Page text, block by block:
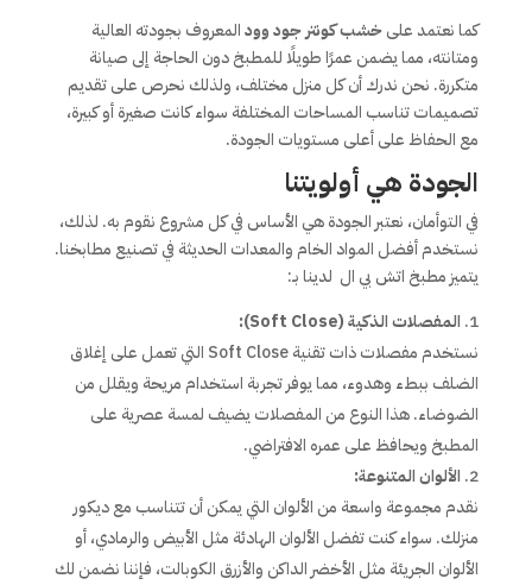
كما نعتمد علىخشب كونتر جود وودالمعروف بجودته العالية
ومتانته، مما يضمن عمرًا طويلًا للمطبخ دون الحاجة إلى صيانة
متكررة. نحن ندرك أن كل منزل مختلف، ولذلك نحرص على تقديم
تصميمات تناسب المساحات المختلفة سواء كانت صغيرة أو كبيرة،
مع الحفاظ على أعلى مستويات الجودة.
الجودة هي أولويتنا
في التوأمان، نعتبر الجودة هي الأساس في كل مشروع نقوم به. لذلك،
نستخدم أفضل المواد الخام والمعدات الحديثة في تصنيع مطابخنا.
يتميز مطبخ اتش بي ال لدينا بـ:
المفصلات الذكية (Soft Close):
نستخدم مفصلات ذات تقنية Soft Close التي تعمل على إغلاق
الضلف ببطء وهدوء، مما يوفر تجربة استخدام مريحة ويقلل من
الضوضاء. هذا النوع من المفصلات يضيف لمسة عصرية على
المطبخ ويحافظ على عمره الافتراضي.
الألوان المتنوعة:
نقدم مجموعة واسعة من الألوان التي يمكن أن تتناسب مع ديكور
منزلك. سواء كنت تفضل الألوان الهادئة مثل الأبيض والرمادي، أو
الألوان الجريئة مثل الأخضر الداكن والأزرق الكوبالت، فإننا نضمن لك